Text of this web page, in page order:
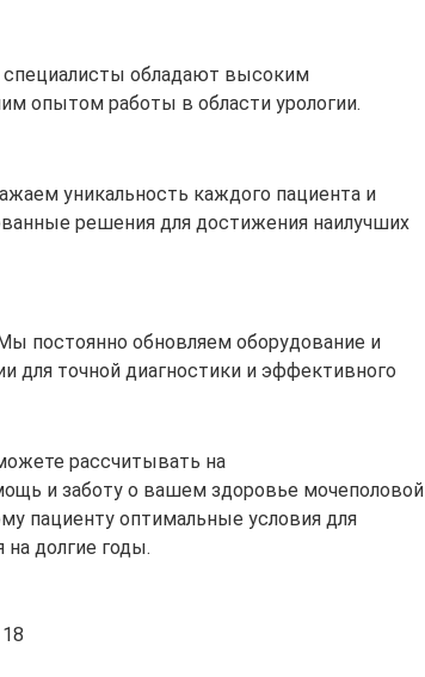
обладают высоким
опытом работы в области урологии.
уникальность каждого пациента и
решения для достижения наилучших
постоянно обновляем оборудование и
для точной диагностики и эффективного
рассчитывать на
и заботу о вашем здоровье мочеполовой
пациенту оптимальные условия для
долгие годы.